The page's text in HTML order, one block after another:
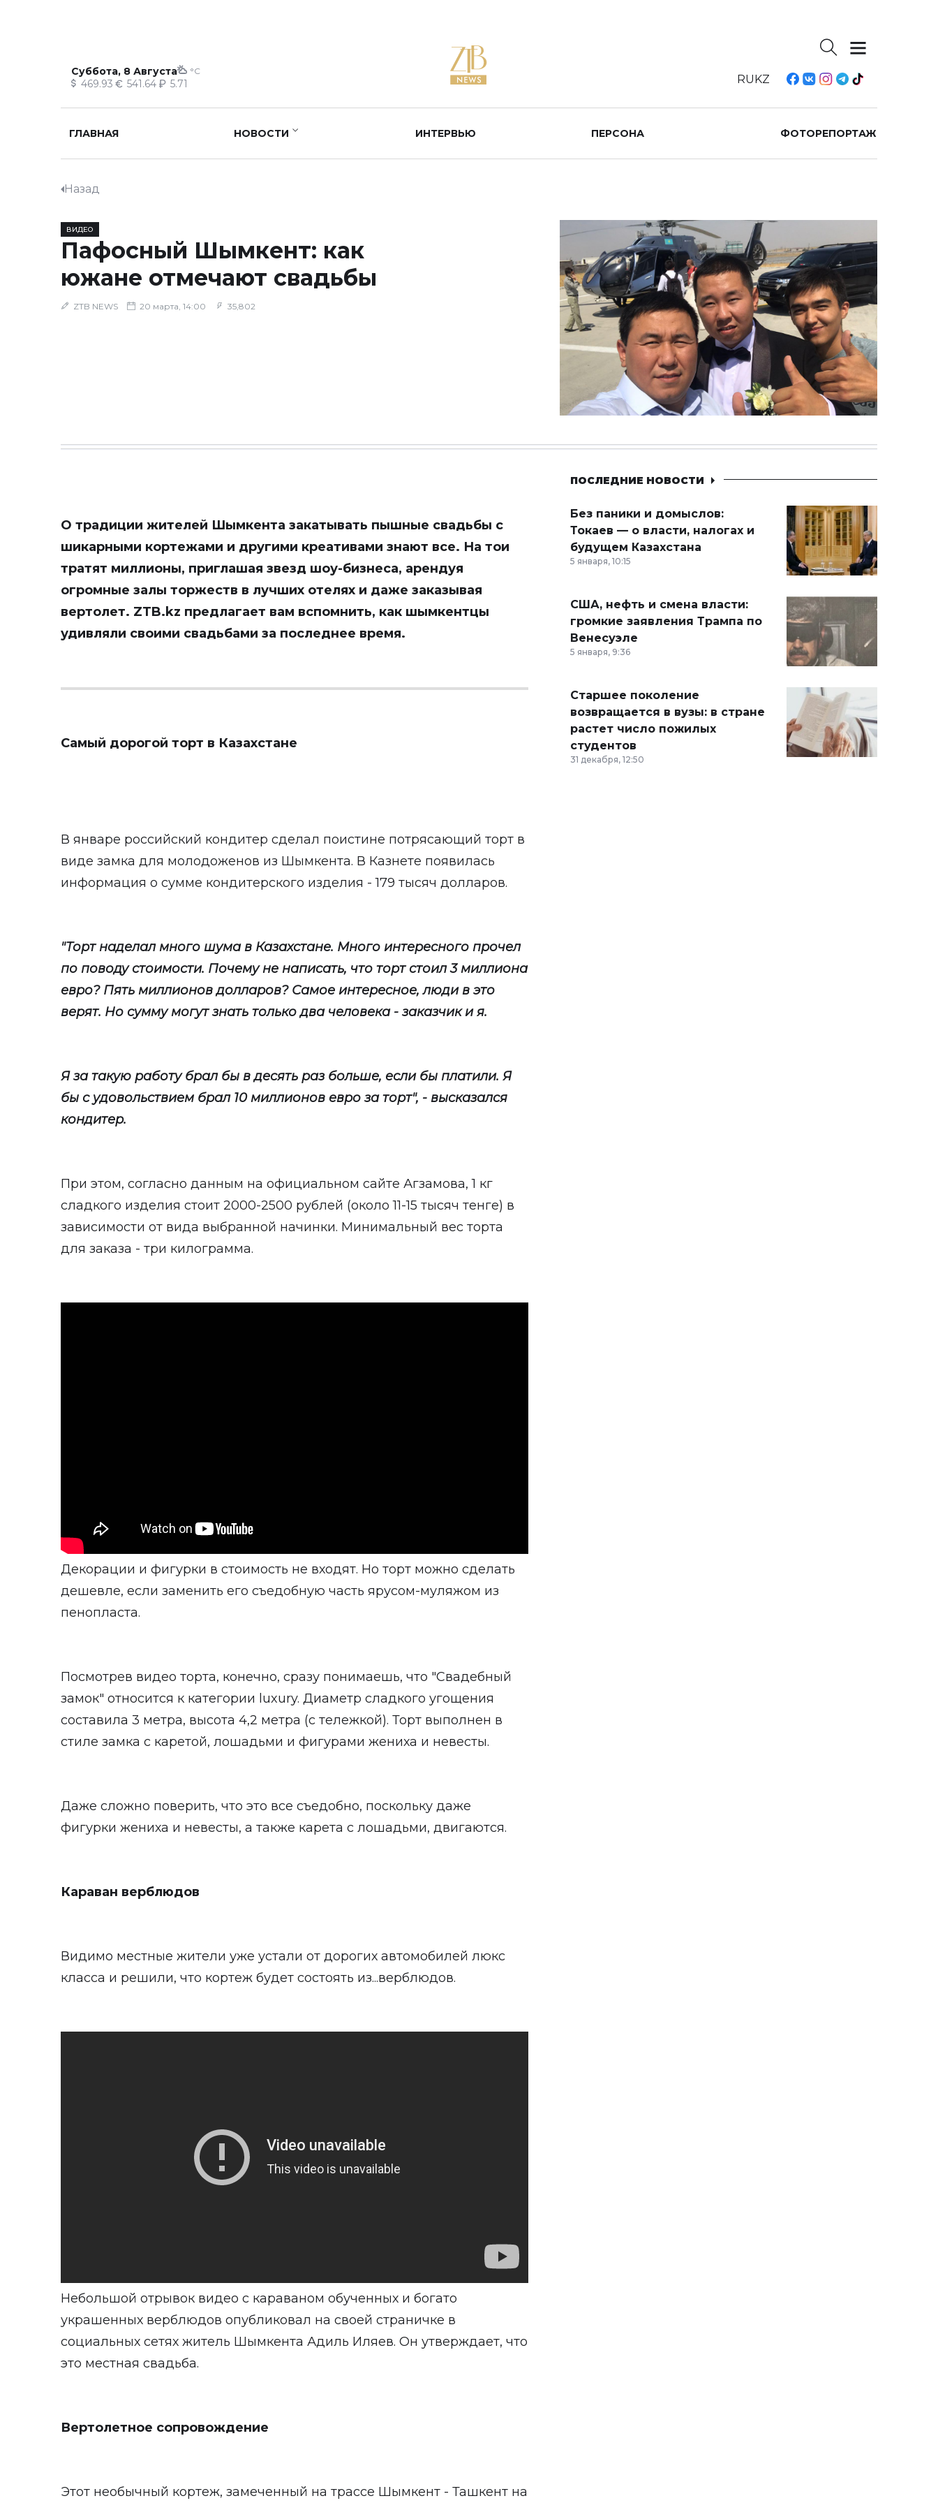
Суббота, 8 Августа °C
469.93 541.64 5.71 RUKZ
ГЛАВНАЯ НОВОСТИ ИНТЕРВЬЮ ПЕРСОНА ФОТОРЕПОРТАЖ
Назад
ВИДЕО
Пафосный Шымкент: как
южане отмечают свадьбы
ZTB NEWS 20 марта, 14:00 35,802
О традиции жителей Шымкента закатывать пышные свадьбы с
шикарными кортежами и другими креативами знают все. На тои
тратят миллионы, приглашая звезд шоу-бизнеса, арендуя
огромные залы торжеств в лучших отелях и даже заказывая
вертолет. ZTB.kz предлагает вам вспомнить, как шымкентцы
удивляли своими свадьбами за последнее время.
Самый дорогой торт в Казахстане
В январе российский кондитер сделал поистине потрясающий торт в
виде замка для молодоженов из Шымкента. В Казнете появилась
информация о сумме кондитерского изделия - 179 тысяч долларов.
"Торт наделал много шума в Казахстане. Много интересного прочел
по поводу стоимости. Почему не написать, что торт стоил 3 миллиона
евро? Пять миллионов долларов? Самое интересное, люди в это
верят. Но сумму могут знать только два человека - заказчик и я.
Я за такую работу брал бы в десять раз больше, если бы платили. Я
бы с удовольствием брал 10 миллионов евро за торт", - высказался
кондитер.
При этом, согласно данным на официальном сайте Агзамова, 1 кг
сладкого изделия стоит 2000-2500 рублей (около 11-15 тысяч тенге) в
зависимости от вида выбранной начинки. Минимальный вес торта
для заказа - три килограмма.
Декорации и фигурки в стоимость не входят. Но торт можно сделать
дешевле, если заменить его съедобную часть ярусом-муляжом из
пенопласта.
Посмотрев видео торта, конечно, сразу понимаешь, что "Свадебный
замок" относится к категории luxury. Диаметр сладкого угощения
составила 3 метра, высота 4,2 метра (с тележкой). Торт выполнен в
стиле замка с каретой, лошадьми и фигурами жениха и невесты.
Даже сложно поверить, что это все съедобно, поскольку даже
фигурки жениха и невесты, а также карета с лошадьми, двигаются.
Караван верблюдов
Видимо местные жители уже устали от дорогих автомобилей люкс
класса и решили, что кортеж будет состоять из...верблюдов.
Небольшой отрывок видео с караваном обученных и богато
украшенных верблюдов опубликовал на своей страничке в
социальных сетях житель Шымкента Адиль Иляев. Он утверждает, что
это местная свадьба.
Вертолетное сопровождение
Этот необычный кортеж, замеченный на трассе Шымкент - Ташкент на
ПОСЛЕДНИЕ НОВОСТИ
Без паники и домыслов:
Токаев — о власти, налогах и
будущем Казахстана
5 января, 10:15
США, нефть и смена власти:
громкие заявления Трампа по
Венесуэле
5 января, 9:36
Старшее поколение
возвращается в вузы: в стране
растет число пожилых
студентов
31 декабря, 12:50